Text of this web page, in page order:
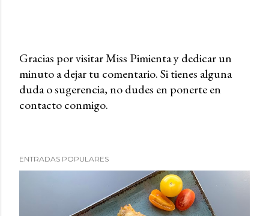
P
u
b
a
Gracias por visitar Miss Pimienta y dedicar un
minuto a dejar tu comentario. Si tienes alguna
duda o sugerencia, no dudes en ponerte en
contacto conmigo.
ENTRADAS POPULARES